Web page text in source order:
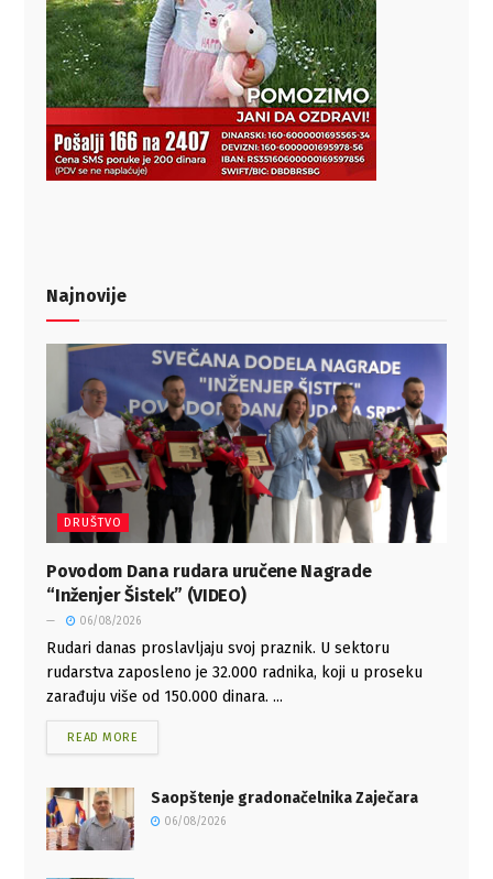
Najnovije
DRUŠTVO
Povodom Dana rudara uručene Nagrade
“Inženjer Šistek” (VIDEO)
06/08/2026
Rudari danas proslavljaju svoj praznik. U sektoru
rudarstva zaposleno je 32.000 radnika, koji u proseku
zarađuju više od 150.000 dinara. ...
READ MORE
Saopštenje gradonačelnika Zaječara
06/08/2026